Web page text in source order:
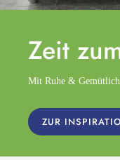
Zeit
Mit Ruhe &
ZUR